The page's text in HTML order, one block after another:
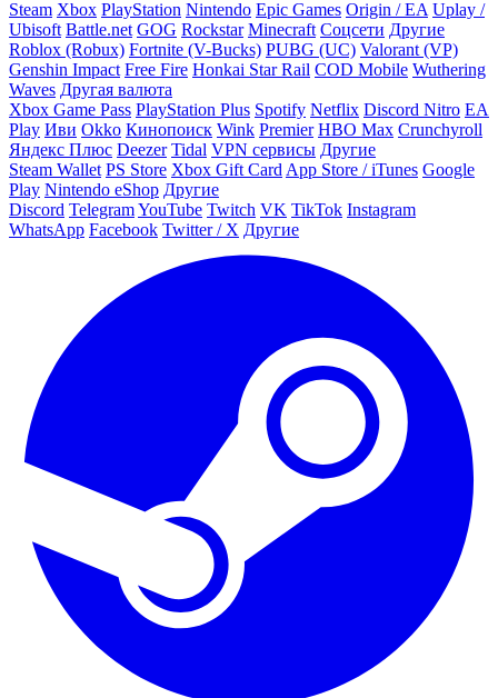
Steam Xbox PlayStation Nintendo Epic Games Origin / EA Uplay /
Ubisoft Battle.net GOG Rockstar Minecraft Соцсети Другие
Roblox (Robux) Fortnite (V-Bucks) PUBG (UC) Valorant (VP)
Genshin Impact Free Fire Honkai Star Rail COD Mobile Wuthering
Waves Другая валюта
Xbox Game Pass PlayStation Plus Spotify Netflix Discord Nitro EA
Play Иви Okko Кинопоиск Wink Premier HBO Max Crunchyroll
Яндекс Плюс Deezer Tidal VPN сервисы Другие
Steam Wallet PS Store Xbox Gift Card App Store / iTunes Google
Play Nintendo eShop Другие
Discord TelegramYouTube Twitch VK TikTok Instagram
WhatsApp Facebook Twitter / X Другие